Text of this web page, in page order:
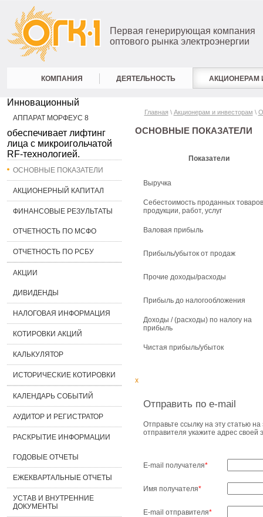
Первая генерирующая компания
оптового рынка электроэнергии
КОМПАНИЯ ДЕЯТЕЛЬНОСТЬ АКЦИОНЕРАМ
Инновационный
АППАРАТ МОРФЕУС 8
обеспечивает лифтинг
лица с микроигольчатой
RF-технологией.
ОСНОВНЫЕ ПОКАЗАТЕЛИ
АКЦИОНЕРНЫЙ КАПИТАЛ
ФИНАНСОВЫЕ РЕЗУЛЬТАТЫ
ОТЧЕТНОСТЬ ПО МСФО
ОТЧЕТНОСТЬ ПО РСБУ
АКЦИИ
ДИВИДЕНДЫ
НАЛОГОВАЯ ИНФОРМАЦИЯ
КОТИРОВКИ АКЦИЙ
КАЛЬКУЛЯТОР
ИСТОРИЧЕСКИЕ КОТИРОВКИ
КАЛЕНДАРЬ СОБЫТИЙ
АУДИТОР И РЕГИСТРАТОР
РАСКРЫТИЕ ИНФОРМАЦИИ
ГОДОВЫЕ ОТЧЕТЫ
ЕЖЕКВАРТАЛЬНЫЕ ОТЧЕТЫ
УСТАВ И ВНУТРЕННИЕ
ДОКУМЕНТЫ
Главная \ Акционерам и инвесторам \
ОСНОВНЫЕ ПОКАЗАТЕЛИ
Показатели
Выручка
Себестоимость проданных
продукции, работ, услуг
Валовая прибыль
Прибыль/убыток от продаж
Прочие доходы/расходы
Прибыль до налогообложения
Доходы / (расходы) по налогу на
прибыль
Чистая прибыль/убыток
x
Отправить по e-mail
Отправьте ссылку на эту статью
отправителя укажите адрес своей
E-mail получателя*
Имя получателя*
E-mail отправителя*